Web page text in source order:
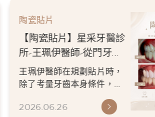
陶瓷貼片
【陶瓷貼片】星采牙醫診
所-王珮伊醫師-「我不要
把虎牙磨掉。」，一場保
留個人特色的微笑設計
過8顆全瓷冠與陶瓷貼片的
設計，改善了原本在意的顏
患者喜歡的虎牙特色。 因
2026.06.26